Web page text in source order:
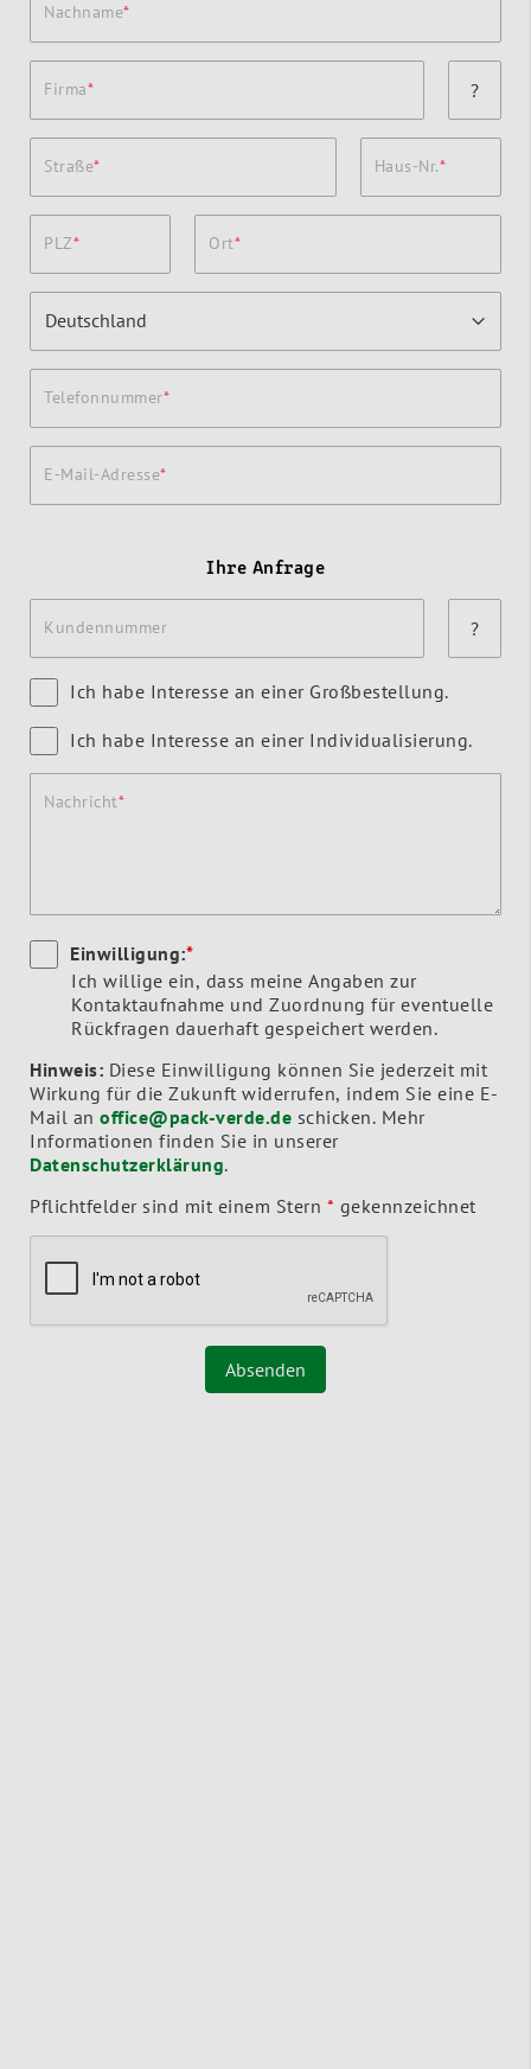
Nachname
Firma ?
Straße Haus-Nr.
PLZ Ort
Telefonnummer
E-Mail-Adresse
Ihre Anfrage
Kundennummer ?
Ich habe Interesse an einer Großbestellung.
Ich habe Interesse an einer Individualisierung.
Nachricht
Einwilligung:*
Ich willige ein, dass meine Angaben zur
Kontaktaufnahme und Zuordnung für eventuelle
Rückfragen dauerhaft gespeichert werden.
Hinweis: Diese Einwilligung können Sie jederzeit mit
Wirkung für die Zukunft widerrufen, indem Sie eine E-
Mail an office@pack-verde.de
Informationen finden Sie in unserer
Datenschutzerklärung.
Pflichtfelder sind mit einem Stern * gekennzeichnet
Absenden